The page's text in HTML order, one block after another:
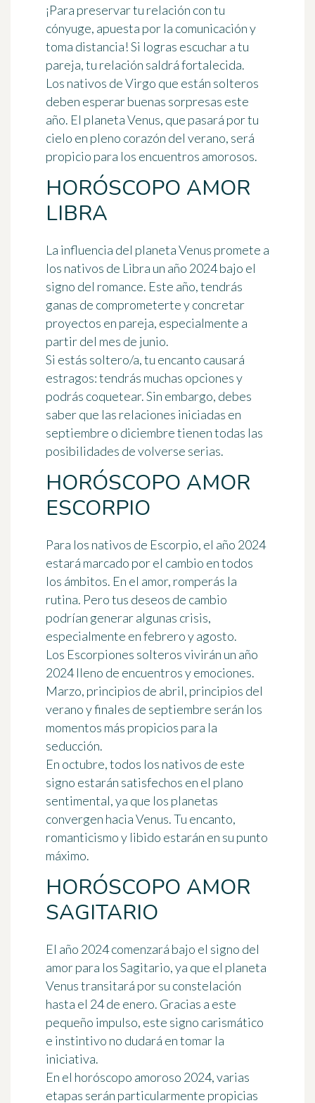
¡Para preservar tu relación con tu
cónyuge, apuesta por la comunicación y
toma distancia! Si logras escuchar a tu
pareja, tu relación saldrá fortalecida.
Los nativos de Virgo que están solteros
deben esperar buenas sorpresas este
año. El planeta Venus, que pasará por tu
cielo en pleno corazón del verano, será
propicio para los encuentros amorosos.
HORÓSCOPO AMOR
LIBRA
La influencia del planeta Venus promete a
los nativos de Libra un año 2024 bajo el
signo del romance. Este año, tendrás
ganas de comprometerte y concretar
proyectos en pareja, especialmente a
partir del mes de junio.
Si estás soltero/a, tu encanto causará
estragos: tendrás muchas opciones y
podrás coquetear. Sin embargo, debes
saber que las relaciones iniciadas en
septiembre o diciembre tienen todas las
posibilidades de volverse serias.
HORÓSCOPO AMOR
ESCORPIO
Para los nativos de Escorpio, el año 2024
estará marcado por el cambio en todos
los ámbitos. En el amor, romperás la
rutina. Pero tus deseos de cambio
podrían generar algunas crisis,
especialmente en febrero y agosto.
Los Escorpiones solteros vivirán un año
2024 lleno de encuentros y emociones.
Marzo, principios de abril, principios del
verano y finales de septiembre serán los
momentos más propicios para la
seducción.
En octubre, todos los nativos de este
signo estarán satisfechos en el plano
sentimental, ya que los planetas
convergen hacia Venus. Tu encanto,
romanticismo y libido estarán en su punto
máximo.
HORÓSCOPO AMOR
SAGITARIO
El año 2024 comenzará bajo el signo del
amor para los Sagitario, ya que el planeta
Venus transitará por su constelación
hasta el 24 de enero. Gracias a este
pequeño impulso, este signo carismático
e instintivo no dudará en tomar la
iniciativa.
En el horóscopo amoroso 2024, varias
etapas serán particularmente propicias